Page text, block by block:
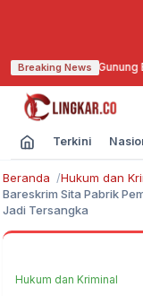
Breaking News
Gunung Bromo·
Terkini
Beranda
Hukum dan
Bareskrim Sita Pabrik
Jadi Tersangka
Hukum dan Kriminal